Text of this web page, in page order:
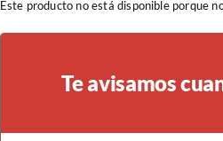
Este producto no está disponible porque
Te avisamos